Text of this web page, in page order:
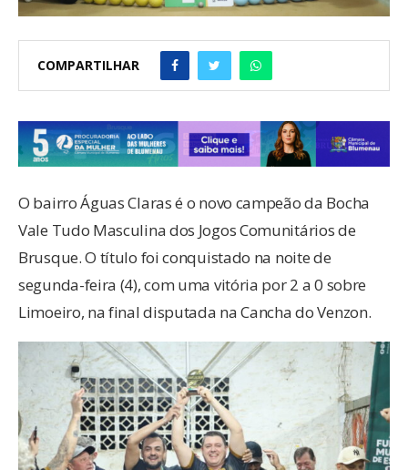
COMPARTILHAR
O bairro Águas Claras é o novo campeão da Bocha
Vale Tudo Masculina dos Jogos Comunitários de
Brusque. O título foi conquistado na noite de
segunda-feira (4), com uma vitória por 2 a 0 sobre
Limoeiro, na final disputada na Cancha do Venzon.